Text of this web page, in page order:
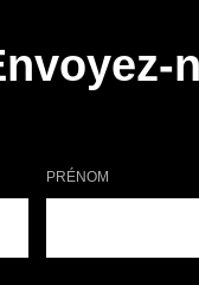
PRÉNOM